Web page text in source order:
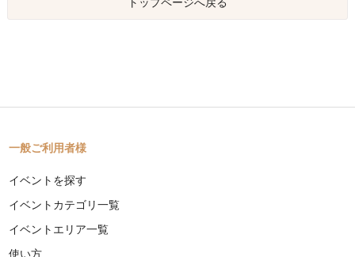
一般ご利用者様
イベントを探す
イベントカテゴリ一覧
イベントエリア一覧
使い方